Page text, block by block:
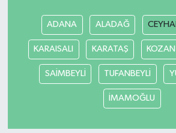
ADANA ALADAĞ
KARAISALI KARATAŞ KOZAN
SAİMBEYLİ TUFANBEYLİ
İMAMOĞLU
Akhisar Emlak
Ülke